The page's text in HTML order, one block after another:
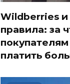
Wildberries и
правила: за
платить